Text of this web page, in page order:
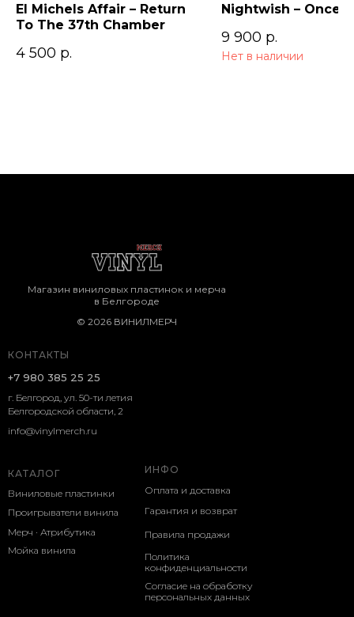
El Michels Affair – Return
To The 37th Chamber
4 500 р.
Nightwish – Once
9 900 р.
Нет в наличии
КОНТАКТЫ
г. Белгород, ул. 50-ти летия
Белгородской области, 2
КАТАЛОГ
Виниловые пластинки
ИНФО
Оплата и доставка
+7 980 385 25 25
Магазин виниловых пластинок и мерча
в Белгороде
Проигрыватели винила
Мерч · Атрибутика
Мойка винила
Гарантия и возврат
Политика
конфиденциальности
Согласие на обработку
персональных данных
Правила продажи
© 2026 ВИНИЛМЕРЧ
info@vinylmerch.ru